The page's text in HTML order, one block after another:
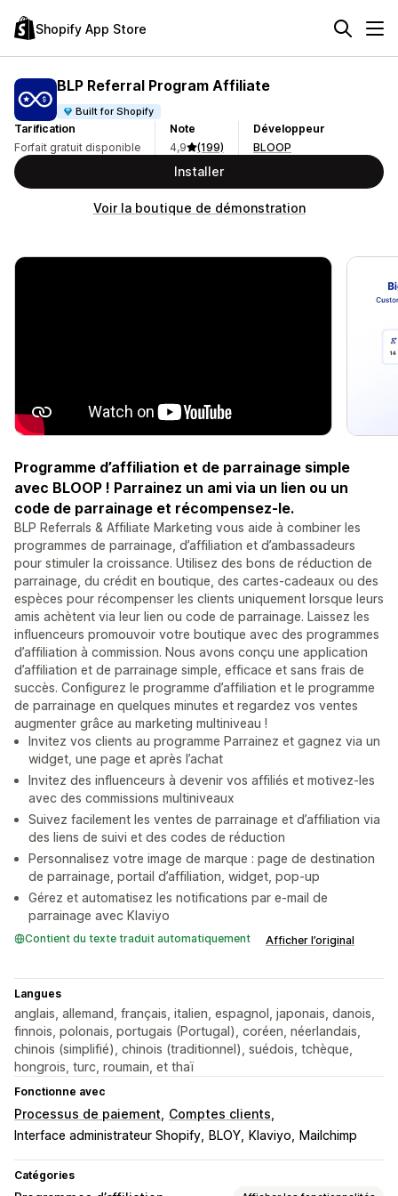
Shopify App Store
BLP Referral Program Affiliate
Built for Shopify
Tarification
Forfait gratuit disponible
Note
4,9
(199)
Développeur
BLOOP
Installer
Voir la boutique de démonstration
Programme d’affiliation et de parrainage simple
avec BLOOP ! Parrainez un ami via un lien ou un
code de parrainage et récompensez-le.
BLP Referrals & Affiliate Marketing vous aide à combiner les
programmes de parrainage, d’affiliation et d’ambassadeurs
pour stimuler la croissance. Utilisez des bons de réduction de
parrainage, du crédit en boutique, des cartes-cadeaux ou des
espèces pour récompenser les clients uniquement lorsque leurs
amis achètent via leur lien ou code de parrainage. Laissez les
influenceurs promouvoir votre boutique avec des programmes
d’affiliation à commission. Nous avons conçu une application
d’affiliation et de parrainage simple, efficace et sans frais de
succès. Configurez le programme d’affiliation et le programme
de parrainage en quelques minutes et regardez vos ventes
augmenter grâce au marketing multiniveau !
Invitez vos clients au programme Parrainez et gagnez via un
widget, une page et après l’achat
Invitez des influenceurs à devenir vos affiliés et motivez-les
avec des commissions multiniveaux
Suivez facilement les ventes de parrainage et d’affiliation via
des liens de suivi et des codes de réduction
Personnalisez votre image de marque : page de destination
de parrainage, portail d’affiliation, widget, pop-up
Gérez et automatisez les notifications par e-mail de
parrainage avec Klaviyo
Contient du texte traduit automatiquement Afficher l’original
Langues
anglais, allemand, français, italien, espagnol, japonais, danois,
finnois, polonais, portugais (Portugal), coréen, néerlandais,
chinois (simplifié), chinois (traditionnel), suédois, tchèque,
hongrois, turc, roumain, et thaï
Fonctionne avec
Processus de paiement Comptes clients
Interface administrateur Shopify
BLOY Klaviyo Mailchimp
Catégories